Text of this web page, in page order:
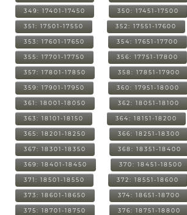
349: 17401-17450 350: 17451-17500
351: 17501-17550 352: 17551-17600
353: 17601-17650 354: 17651-17700
355: 17701-17750 356: 17751-17800
357: 17801-17850 358: 17851-17900
359: 17901-17950 360: 17951-18000
361: 18001-18050 362: 18051-18100
363: 18101-18150 364: 18151-18200
365: 18201-18250 366: 18251-18300
367: 18301-18350 368: 18351-18400
369: 18401-18450 370: 18451-18500
371: 18501-18550 372: 18551-18600
373: 18601-18650 374: 18651-18700
375: 18701-18750 376: 18751-18800